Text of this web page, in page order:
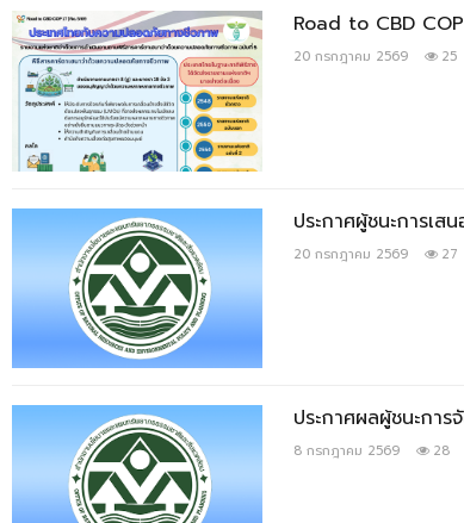
Road to CBD
20 กรกฎาคม 2569 25
ประกาศผู้ชนะการเ
20 กรกฎาคม 2569 27
ประกาศผลผู้ชนะกา
8 กรกฎาคม 2569 28